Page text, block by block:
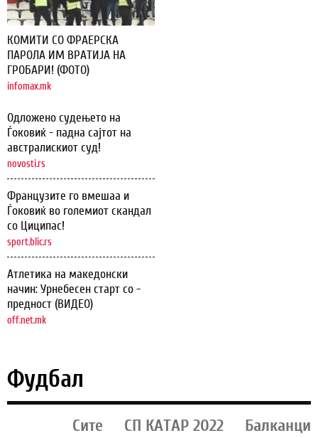
КОМИТИ СО ФРАЕРСКА
ПАРОЛА ИМ ВРАТИЈА НА
ГРОБАРИ! (ФОТО)
infomax.mk
Одложено судењето на
Ѓоковиќ - падна сајтот на
австралискиот суд!
novosti.rs
Французите го вмешаа и
Ѓоковиќ во големиот скандал
со Циципас!
sport.blic.rs
Атлетика на македонски
начин: Урнебесен старт со -
предност (ВИДЕО)
off.net.mk
Фудбал
Сите СП КАТАР 2022
Балканци